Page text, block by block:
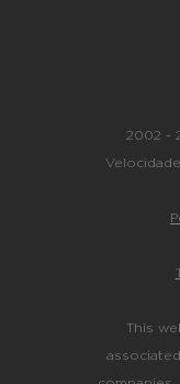
2002 -
This